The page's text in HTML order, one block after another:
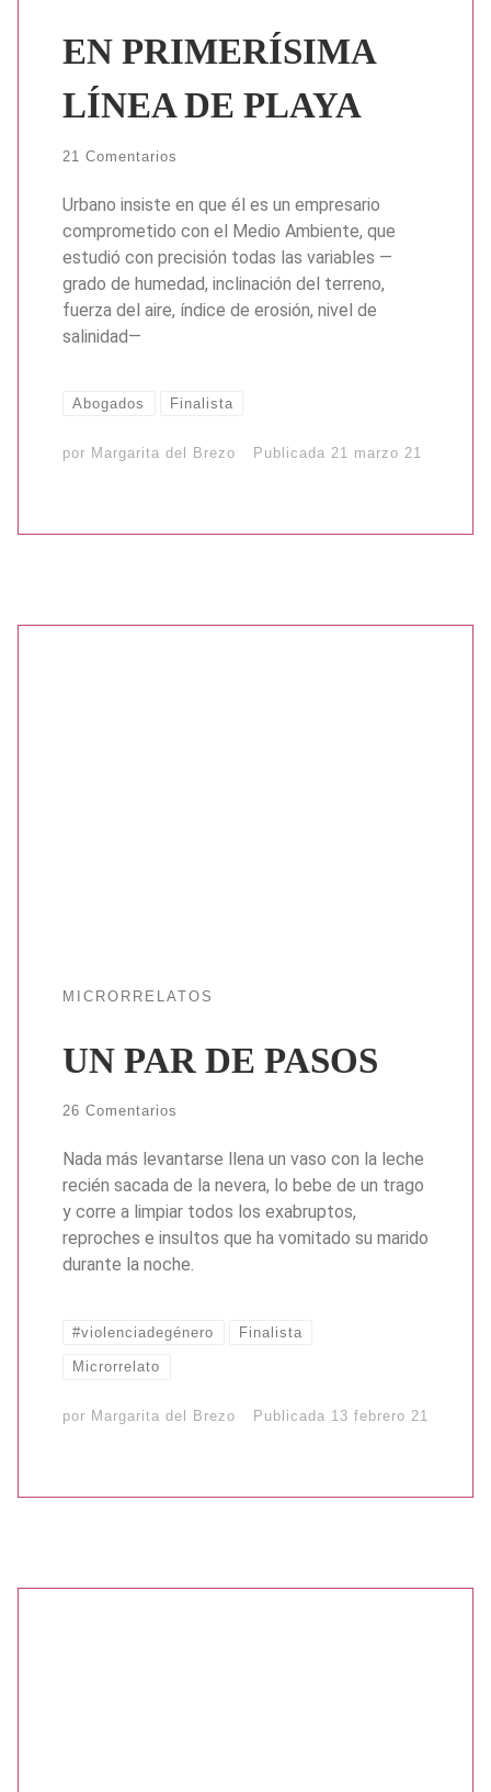
EN PRIMERÍSIMA
LÍNEA DE PLAYA
21 Comentarios
Urbano insiste en que él es un empresario
comprometido con el Medio Ambiente, que
estudió con precisión todas las variables —
grado de humedad, inclinación del terreno,
fuerza del aire, índice de erosión, nivel de
salinidad—
Abogados Finalista
por Margarita del Brezo Publicada 21 marzo 21
MICRORRELATOS
UN PAR DE PASOS
26 Comentarios
Nada más levantarse llena un vaso con la leche
recién sacada de la nevera, lo bebe de un trago
y corre a limpiar todos los exabruptos,
reproches e insultos que ha vomitado su marido
durante la noche.
#violenciadegénero Finalista
Microrrelato
por Margarita del Brezo Publicada 13 febrero 21